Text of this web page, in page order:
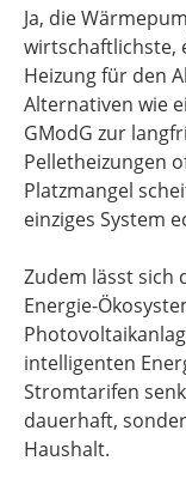
Ja, die
wirtschaftlichste,
Heizung für den
Alternativen wie
GModG zur
Pelletheizungen
Platzmangel
einziges System
Zudem lässt sich
Energie-
intelligenten
Stromtarifen
dauerhaft,
Haushalt.